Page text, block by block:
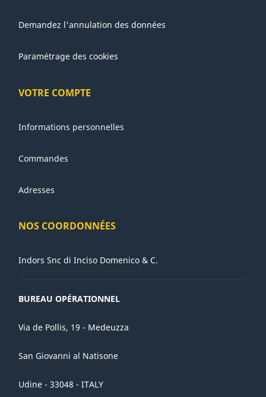
Demandez l'annulation des données
Paramétrage des cookies
VOTRE COMPTE
Informations personnelles
Commandes
Adresses
NOS COORDONNÉES
Indors Snc di Inciso Domenico & C.
BUREAU OPÉRATIONNEL
Via de Pollis, 19 - Medeuzza
San Giovanni al Natisone
Udine - 33048 - ITALY